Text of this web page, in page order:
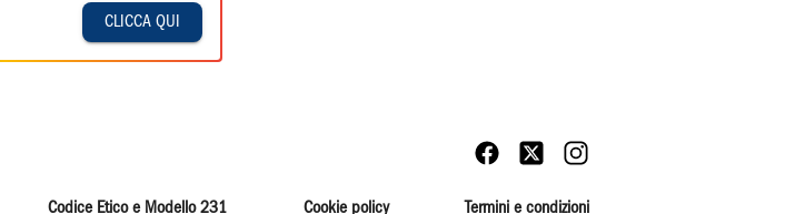
CLICCA QUI
Codice Etico e Modello 231 Cookie policy Termini e condizioni